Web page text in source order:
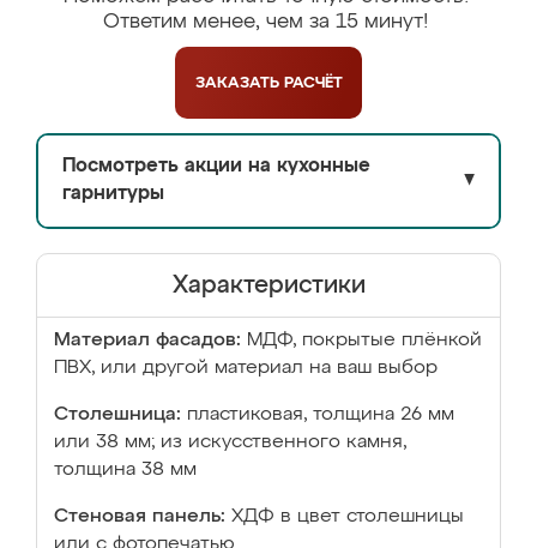
Ответим менее, чем за 15 минут!
ЗАКАЗАТЬ РАСЧЁТ
Посмотреть акции на кухонные
гарнитуры
▼
Характеристики
Материал фасадов: МДФ, покрытые плёнкой
ПВХ, или другой материал на ваш выбор
Столешница: пластиковая, толщина 26 мм
или 38 мм; из искусственного камня,
толщина 38 мм
Стеновая панель: ХДФ в цвет столешницы